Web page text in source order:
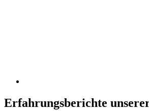
Erfahrungsberichte